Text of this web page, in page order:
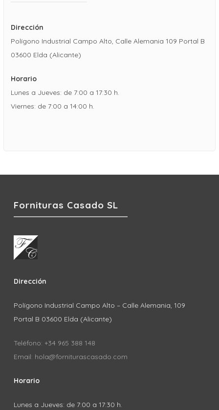
Dirección
Polígono Industrial Campo Alto, Calle Alemania 109 Portal B
03600 Elda (Alicante)
Horario
Lunes a Jueves: de 7:00 a 17:30 h.
Viernes: de 7:00 a 14:00 h.
Fornituras Casado SL
Dirección
Polígono Industrial Campo Alto – Calle Alemania, 109
Portal B 03600 Elda (Alicante)
Teléfono: +34 965 388 148
Email: hola@forniturascasado.com
Horario
Lunes a Jueves: de 7:00 a 17:30 h.